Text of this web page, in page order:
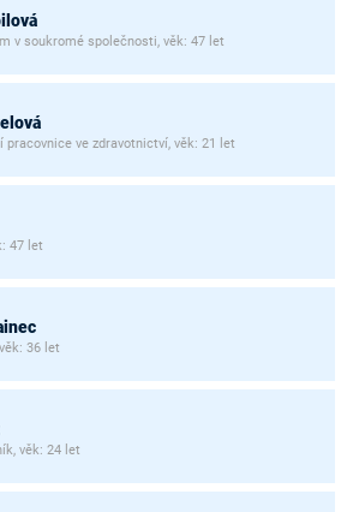
v soukromé společnosti, věk: 47 let
ve zdravotnictví, věk: 21 let
47 let
36 let
věk: 24 let